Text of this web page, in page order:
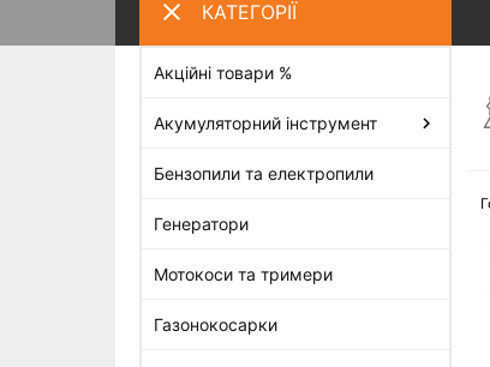
КАТЕГОРІЇ
Акційні товари %
Акумуляторний інструмент
Бензопили та електропили
Генератори
Мотокоси та тримери
Газонокосарки